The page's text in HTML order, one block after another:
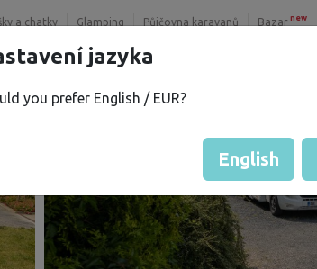
a chatky Glamping Půjčovna karavanů Bazar new
jazyka
you prefer English / EUR?
English